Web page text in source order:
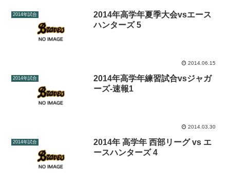
2014年試合
2014年高学年夏季大会vsエース
ハンターズ 5
2014.06.15
2014年試合
2014年高学年練習試合vsジャガ
ーズ-速報1
2014.03.30
2014年試合
2014年 高学年 西部リーグ vs エ
ースハンターズ 4